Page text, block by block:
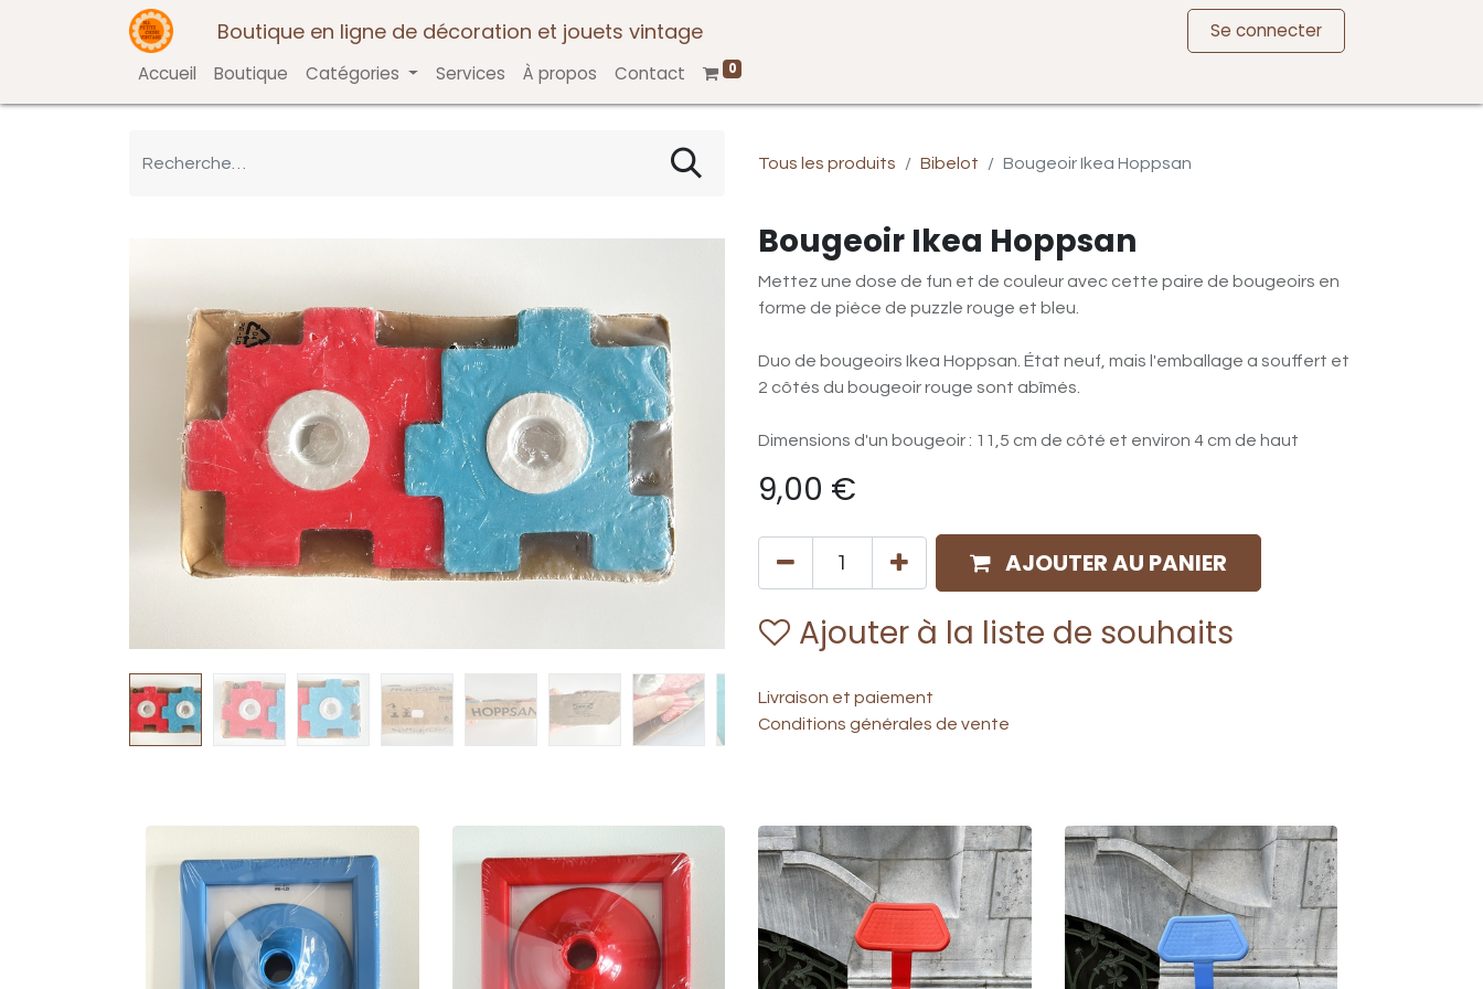
Boutique en ligne de décoration et jouets vintage
Se connecter
Accueil
Boutique Catégories Services À propos Contact 0
Tous les produits Bibelot Bougeoir Ikea Hoppsan
Bougeoir Ikea Hoppsan
Mettez une dose de fun et de couleur avec cette paire de bougeoirs en
forme de pièce de puzzle rouge et bleu.
Duo de bougeoirs Ikea Hoppsan. État neuf, mais l'emballage a souffert et
2 côtés du bougeoir rouge sont abîmés.
Dimensions d'un bougeoir : 11,5 cm de côté et environ 4 cm de haut
9,00 €
AJOUTER AU PANIER
Ajouter à la liste de souhaits
Livraison et paiement
Conditions générales de vente